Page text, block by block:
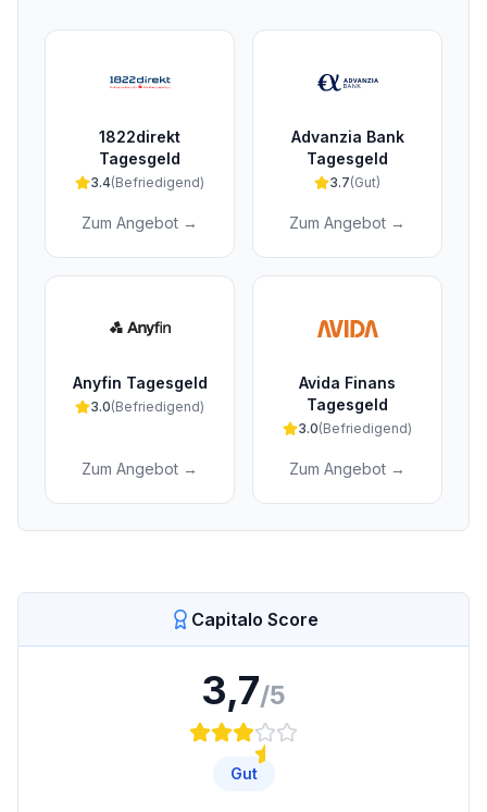
1822direkt
Tagesgeld
3.4(Befriedigend)
Zum Angebot →
Advanzia Bank
Tagesgeld
3.7(Gut)
Zum Angebot →
Anyfin Tagesgeld
3.0(Befriedigend)
Zum Angebot →
Avida Finans
Tagesgeld
3.0(Befriedigend)
Zum Angebot →
Capitalo Score
3,7/5
Gut